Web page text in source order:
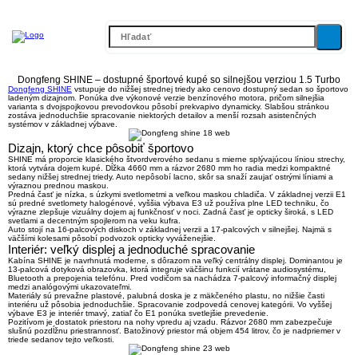
Dongfeng SHINE – dostupné športové kupé so silnejšou verziou 1.5 Turbo
Dongfeng SHINE vstupuje do nižšej strednej triedy ako cenovo dostupný sedan so športovo
ladeným dizajnom. Ponúka dve výkonové verzie benzínového motora, pričom silnejšia
varianta s dvojspojkovou prevodovkou pôsobí prekvapivo dynamicky. Slabšou stránkou
zostáva jednoduchšie spracovanie niektorých detailov a menší rozsah asistenčných
systémov v základnej výbave.
Dizajn, ktorý chce pôsobiť športovo
SHINE má proporcie klasického štvordverového sedanu s mierne splývajúcou líniou strechy,
ktorá vytvára dojem kupé. Dĺžka 4660 mm a rázvor 2680 mm ho radia medzi kompaktné
sedany nižšej strednej triedy. Auto nepôsobí lacno, skôr sa snaží zaujať ostrými líniami a
výraznou prednou maskou.
Predná časť je nízka, s úzkymi svetlometmi a veľkou maskou chladiča. V základnej verzii E1
sú predné svetlomety halogénové, vyššia výbava E3 už používa plne LED techniku , čo
výrazne zlepšuje vizuálny dojem aj funkčnosť v noci. Zadná časť je opticky široká, s LED
svetlami a decentným spojlerom na veku kufra.
Auto stojí na 16-palcových diskoch v základnej verzii a 17-palcových v silnejšej. Najmä s
väčšími kolesami pôsobí podvozok opticky vyváženejšie.
Interiér: veľký displej a jednoduché spracovanie
Kabína SHINE je navrhnutá moderne, s dôrazom na veľký centrálny displej. Dominantou je
13-palcová dotyková obrazovka , ktorá integruje väčšinu funkcií vrátane audiosystému,
Bluetooth a prepojenia telefónu. Pred vodičom sa nachádza 7-palcový informačný displej
medzi analógovými ukazovateľmi.
Materiály sú prevažne plastové, palubná doska je z mäkčeného plastu, no nižšie časti
interiéru už pôsobia jednoduchšie. Spracovanie zodpovedá cenovej kategórii. Vo vyššej
výbave E3 je interiér tmavý, zatiaľ čo E1 ponúka svetlejšie prevedenie.
Pozitívom je dostatok priestoru na nohy vpredu aj vzadu . Rázvor 2680 mm zabezpečuje
slušnú pozdĺžnu priestrannosť. Batožinový priestor má objem 454 litrov, čo je nadpriemer v
triede sedanov tejto veľkosti.